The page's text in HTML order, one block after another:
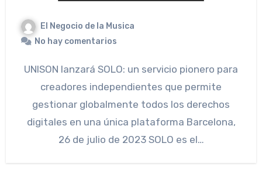
El Negocio de la Musica
No hay comentarios
UNISON lanzará SOLO: un servicio pionero para
creadores independientes que permite
gestionar globalmente todos los derechos
digitales en una única plataforma Barcelona,
26 de julio de 2023 SOLO es el…